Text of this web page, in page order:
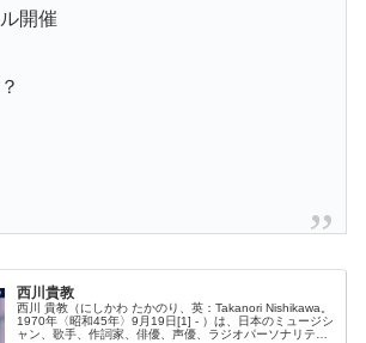
開催
西川貴教
西川 貴教（にしかわ たかのり、英：Takanori Nishikawa。
1970年〈昭和45年〉9月19日[1] - ）は、日本のミュージシ
ャン、歌手、作詞家、俳優、声優、ラジオパーソナリテ